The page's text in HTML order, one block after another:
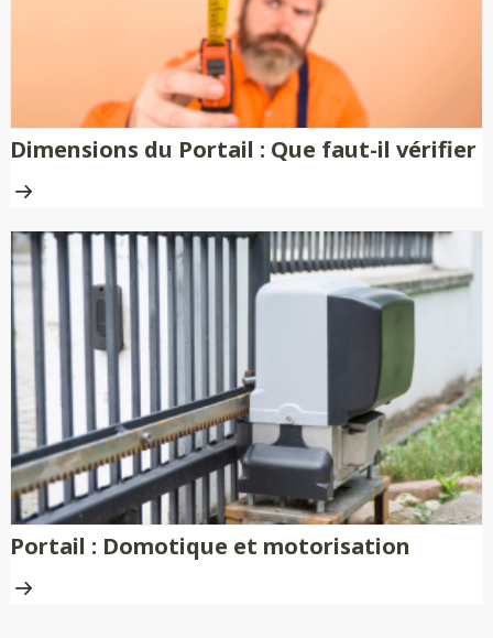
Dimensions du Portail : Que faut-il vérifier
Portail : Domotique et motorisation